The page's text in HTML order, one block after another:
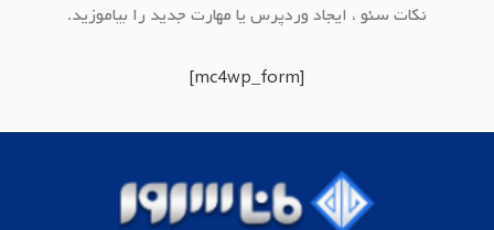
نکات سئو ، ایجاد وردپرس یا مهارت جدید را بیاموزید.
[mc4wp_form]